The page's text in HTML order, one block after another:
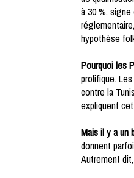
à 30 %,
hypothèse
Pourquoi les
prolifique.
contre la
expliquent
Mais il y a un
donnent
Autrement